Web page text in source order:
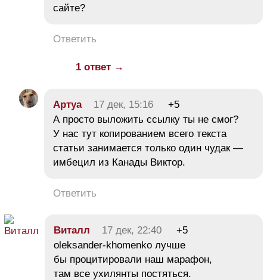
сайте?
Ответить
1 ответ →
Aртуа 17 дек, 15:16
+5
А просто выложить ссылку ты не смог?
У нас тут копированием всего текста
статьи занимается только один чудак —
имбецил из Канады Виктор.
Ответить
Виталл 17 дек, 22:40
+5
oleksander-khomenko лучше
бы процитировали наш марафон,
там все ухилянты постяться.